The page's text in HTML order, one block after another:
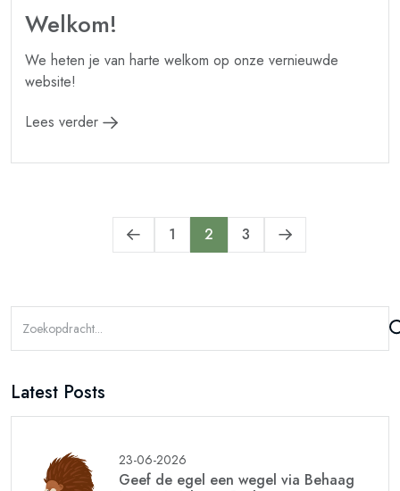
Welkom!
We heten je van harte welkom op onze vernieuwde
website!
Lees verder
1 2 3
Latest Posts
23-06-2026
Geef de egel een wegel via Behaag